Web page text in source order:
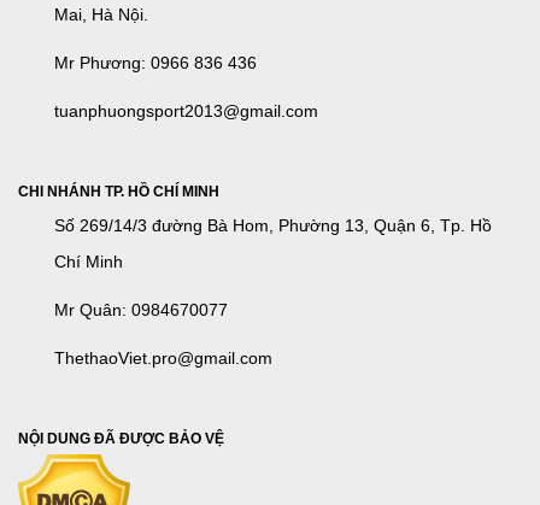
Mai, Hà Nội.
Mr Phương: 0966 836 436
tuanphuongsport2013@gmail.com
CHI NHÁNH TP. HỒ CHÍ MINH
Số 269/14/3 đường Bà Hom, Phường 13, Quận 6, Tp. Hồ
Chí Minh
Mr Quân: 0984670077
ThethaoViet.pro@gmail.com
NỘI DUNG ĐÃ ĐƯỢC BẢO VỆ